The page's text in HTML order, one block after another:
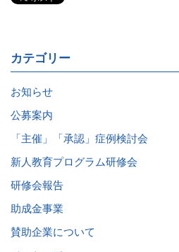
カテゴリー
お知らせ
公募案内
「主催」「承認」症例検討会
新人教育プログラム研修会
研修会報告
助成金事業
賛助企業について